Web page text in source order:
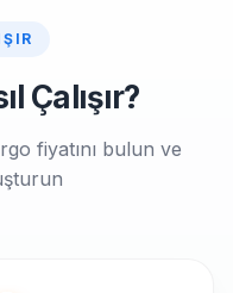
Çalışır?
fiyatını bulun ve